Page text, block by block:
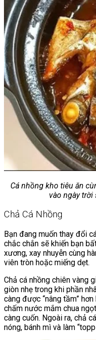
Cá nhồng kho tiêu ăn
vào ngày trời
Chả Cá Nhồng
Bạn đang muốn thay đổi
chắc chắn sẽ khiến bạn
xương, xay nhuyễn cùng
viên tròn hoặc miếng dẹt.
Chả cá nhồng chiên vàng
giòn nhẹ trong khi phần
càng được “nâng tầm”
chấm nước mắm chua
càng cuốn. Ngoài ra, chả
nóng, bánh mì và làm